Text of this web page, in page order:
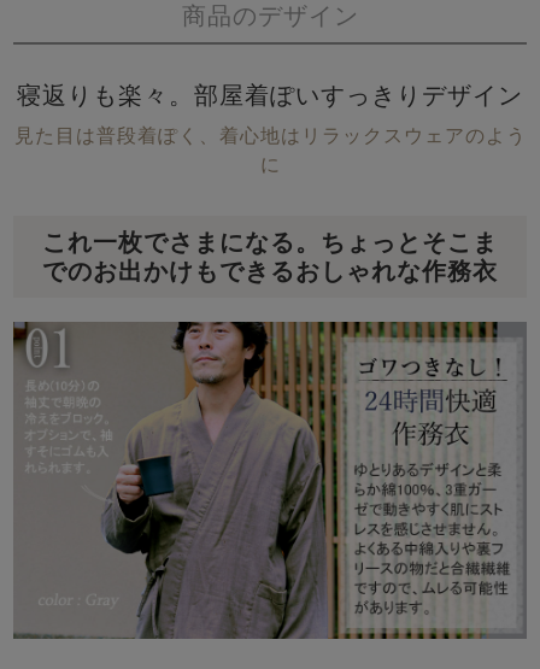
商品のデザイン
寝返りも楽々。部屋着ぽいすっきりデザイン
見た目は普段着ぽく、着心地はリラックスウェアのよう
に
これ一枚でさまになる。ちょっとそこま
でのお出かけもできるおしゃれな作務衣